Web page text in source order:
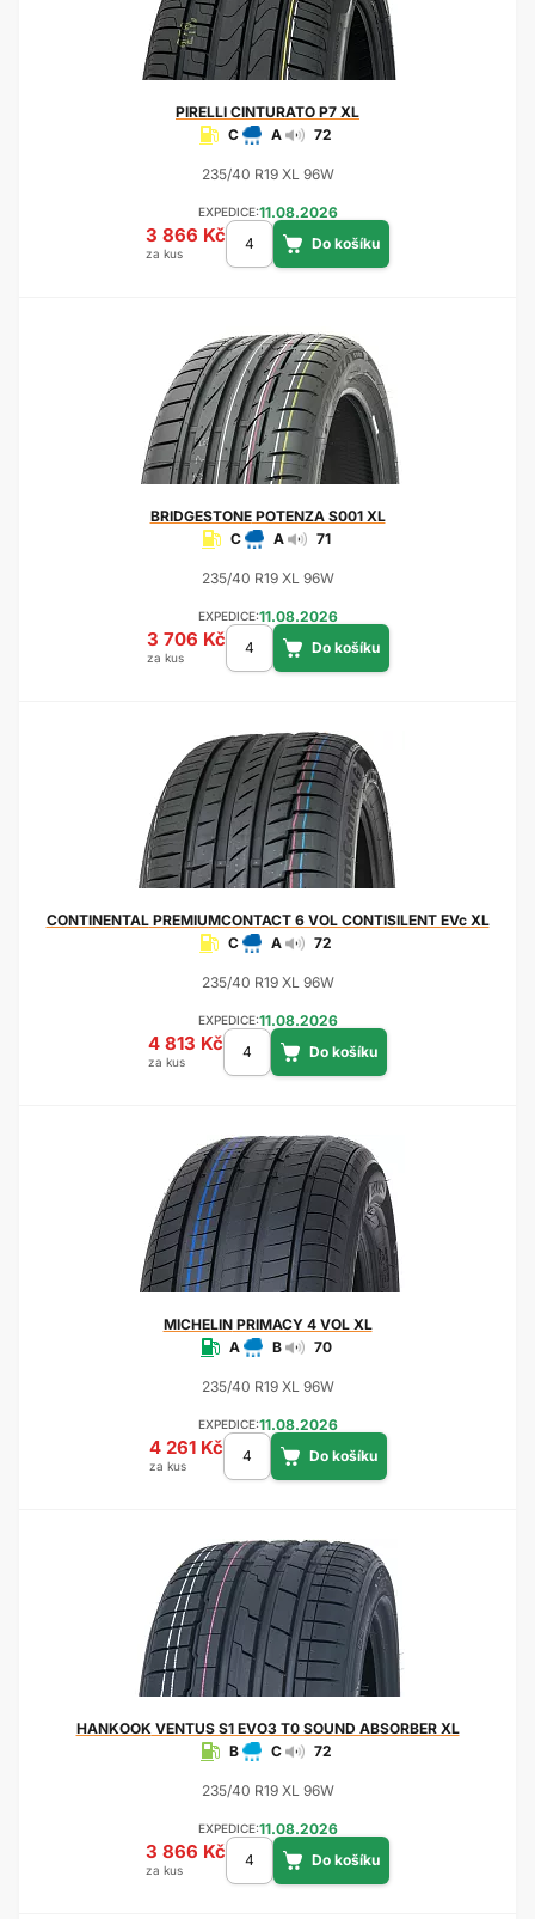
PIRELLI CINTURATO P7 XL
C
A 72
235/40 R19 XL 96W
EXPEDICE:11.08.2026
3 866 Kč
za kus
BRIDGESTONEPOTENZA S001 XL
C
A 71
235/40 R19 XL 96W
EXPEDICE:11.08.2026
3 706 Kč
za kus
CONTINENTALPREMIUMCONTACT 6 VOL CONTISILENT EVc XL
C
A 72
235/40 R19 XL 96W
EXPEDICE:11.08.2026
4 813 Kč
za kus
MICHELINPRIMACY 4 VOL XL
A
B 70
235/40 R19 XL 96W
EXPEDICE:11.08.2026
4 261 Kč
za kus
HANKOOK VENTUS S1 EVO3 T0 SOUND ABSORBER XL
B
C 72
235/40 R19 XL 96W
EXPEDICE:11.08.2026
3 866 Kč
za kus